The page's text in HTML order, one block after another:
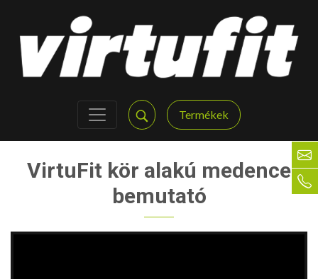
Termékek
VirtuFit kör alakú medence
bemutató